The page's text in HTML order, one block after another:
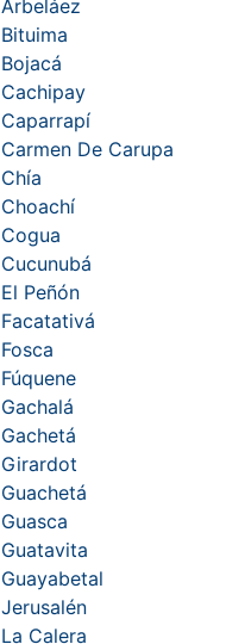
Arbeláez
Bituima
Bojacá
Cachipay
Caparrapí
Carmen De Carupa
Chía
Choachí
Cogua
Cucunubá
El Peñón
Facatativá
Fosca
Fúquene
Gachalá
Gachetá
Girardot
Guachetá
Guasca
Guatavita
Guayabetal
Jerusalén
La Calera